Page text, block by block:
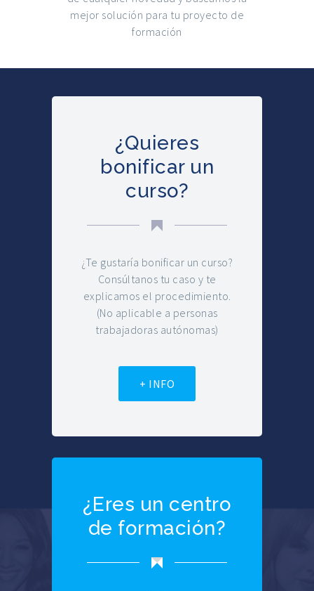
mejor solución para tu proyecto de
formación
¿Quieres
bonificar un
curso?
¿Te gustaría bonificar un curso?
Consúltanos tu caso y te
explicamos el procedimiento.
(No aplicable a personas
trabajadoras autónomas)
+ INFO
¿Eres un centro
de formación?